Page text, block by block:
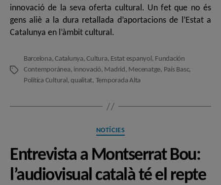
innovació de la seva oferta cultural. Un fet que no és
gens aliè a la dura retallada d’aportacions de l’Estat a
Catalunya en l’àmbit cultural.
Etiquetes
Barcelona,Catalunya,Cultura, Estat espanyol, Fundación
Contemporánea, innovació, Madrid, Mecenatge, País Basc,
Política Cultural,qualitat, Temporada Alta
Categories
NOTÍCIES
Entrevista a Montserrat Bou:
l’audiovisual català té el repte